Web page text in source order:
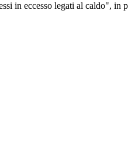
in eccesso legati al caldo", in